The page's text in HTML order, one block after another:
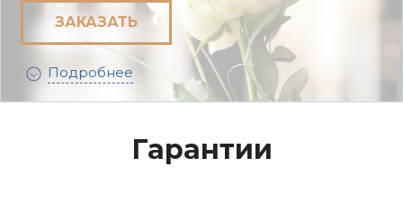
ЗАКАЗАТЬ
Подробнее
Гарантии